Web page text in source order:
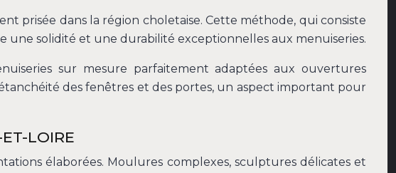
prisée dans la région choletaise. Cette méthode, qui consiste
une solidité et une durabilité exceptionnelles aux menuiseries.
sur mesure parfaitement adaptées aux ouvertures
des fenêtres et des portes, un aspect important pour
LOIRE
élaborées. Moulures complexes, sculptures délicates et